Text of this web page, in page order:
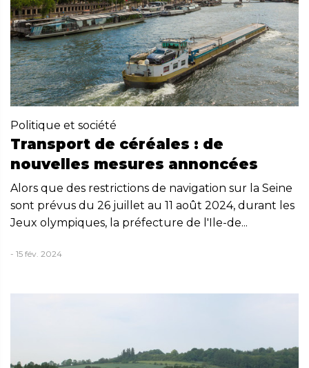
Politique et société
Transport de céréales : de
nouvelles mesures annoncées
Alors que des restrictions de navigation sur la Seine
sont prévus du 26 juillet au 11 août 2024, durant les
Jeux olympiques, la préfecture de l'Ile-de...
- 15 fév. 2024